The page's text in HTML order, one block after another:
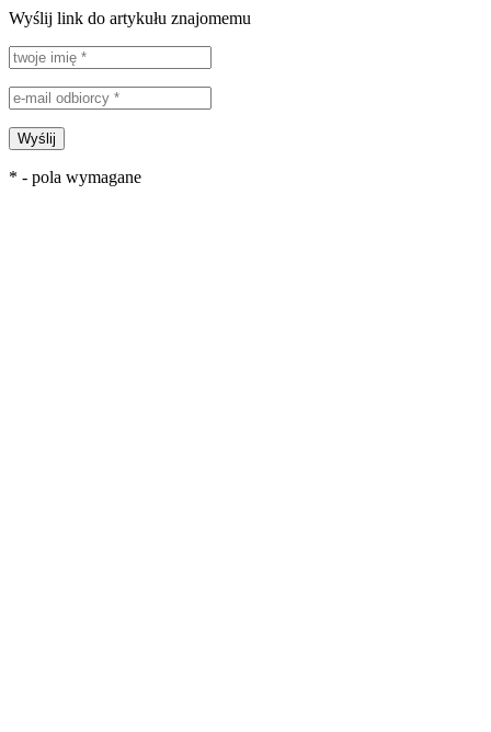
Wyślij link do artykułu znajomemu
Wyślij
* - pola wymagane